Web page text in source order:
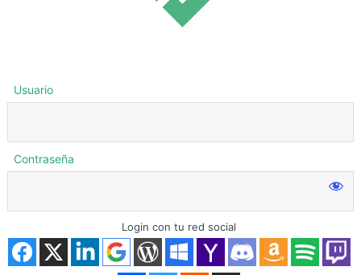
Acceder
Usuario
Contraseña
Login con tu red social